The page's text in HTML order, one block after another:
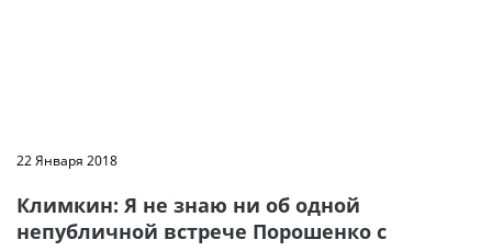
22 Января 2018
Климкин: Я не знаю ни об одной
непубличной встрече Порошенко с